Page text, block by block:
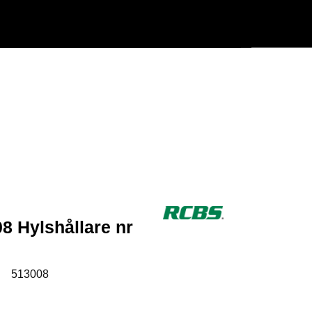
Hylshållare nr
513008